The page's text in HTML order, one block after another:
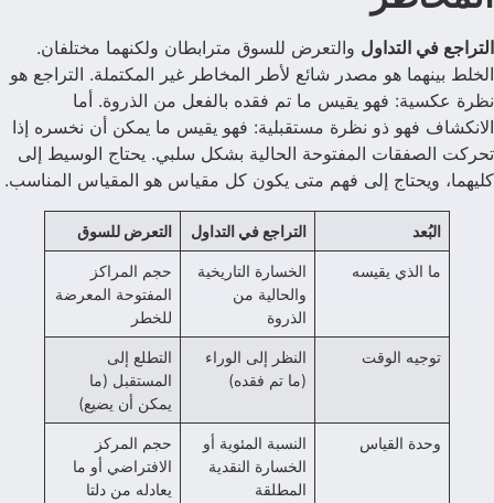
التراجع في التداول والتعرض للسوق مترابطان ولكنهما مختلفان.
الخلط بينهما هو مصدر شائع لأطر المخاطر غير المكتملة. التراجع هو
نظرة عكسية: فهو يقيس ما تم فقده بالفعل من الذروة. أما
الانكشاف فهو ذو نظرة مستقبلية: فهو يقيس ما يمكن أن نخسره إذا
تحركت الصفقات المفتوحة الحالية بشكل سلبي. يحتاج الوسيط إلى
كليهما، ويحتاج إلى فهم متى يكون كل مقياس هو المقياس المناسب.
البُعد التراجع في التداول التعرض للسوق
ما الذي يقيسه
الخسارة التاريخية
والحالية من
الذروة
حجم المراكز
المفتوحة المعرضة
للخطر
توجيه الوقت
النظر إلى الوراء
(ما تم فقده)
التطلع إلى
المستقبل (ما
يمكن أن يضيع)
وحدة القياس
النسبة المئوية أو
الخسارة النقدية
المطلقة
حجم المركز
الافتراضي أو ما
يعادله من دلتا